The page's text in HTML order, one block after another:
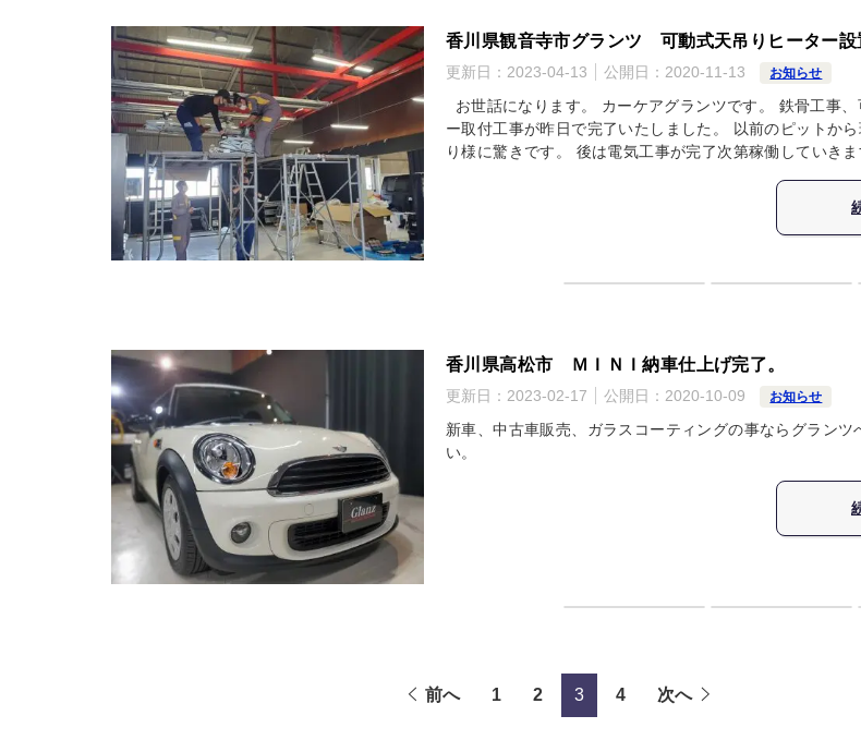
香川県観音寺市グランツ 可動式天吊りヒーター設
更新日： 2023-04-13 公開日： 2020-11-13 お知らせ
お世話になります。 カーケアグランツです。 鉄骨工事、
ー取付工事が昨日で完了いたしました。 以前のピットか
り様に驚きです。 後は電気工事が完了次第稼働していき
香川県高松市 ＭＩＮＩ納車仕上げ完了。
更新日： 2023-02-17 公開日： 2020-10-09 お知らせ
新車、中古車販売、ガラスコーティングの事ならグランツ
い。
前へ 1 2 3 4 次へ